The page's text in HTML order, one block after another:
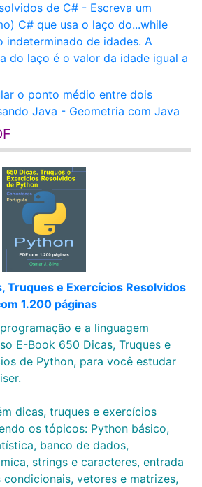
de C# - Escreva um
C# que usa o laço do...while
indeterminado de idades. A
do laço é o valor da idade igual a
o ponto médio entre dois
Java - Geometria com Java
Truques e Exercícios Resolvidos
1.200 páginas
e a linguagem
E-Book 650 Dicas, Truques e
de Python, para você estudar
dicas, truques e exercícios
os tópicos: Python básico,
banco de dados,
strings e caracteres, entrada
condicionais, vetores e matrizes,